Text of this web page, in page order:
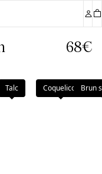
68€
Talc Coquelicot Brun